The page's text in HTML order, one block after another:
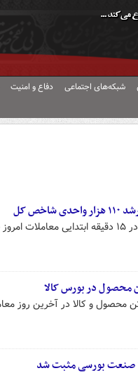
شبکه‌های اجتماعی دفاع و امنیت
کل
شد.